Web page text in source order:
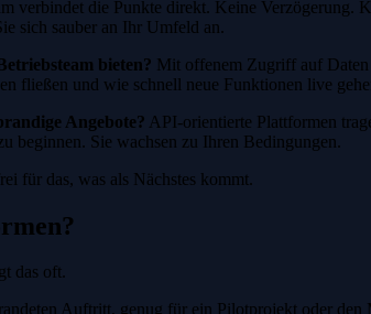
verbindet die Punkte direkt. Keine Verzögerung.
sich sauber an Ihr Umfeld an.
bieten? Mit offenem Zugriff auf Daten
fließen und wie schnell neue Funktionen live
Angebote? API-orientierte Plattformen
beginnen. Sie wachsen zu Ihren Bedingungen.
für das, was als Nächstes kommt.
das oft.
Auftritt, genug für ein Pilotprojekt oder den